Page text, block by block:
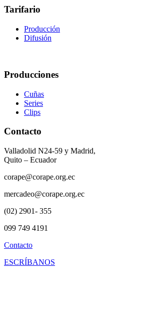
Tarifario
Producción
Difusión
Producciones
Cuñas
Series
Clips
Contacto
Valladolid N24-59 y Madrid,
Quito – Ecuador
corape@corape.org.ec
mercadeo@corape.org.ec
(02) 2901- 355
099 749 4191
Contacto
ESCRÍBANOS